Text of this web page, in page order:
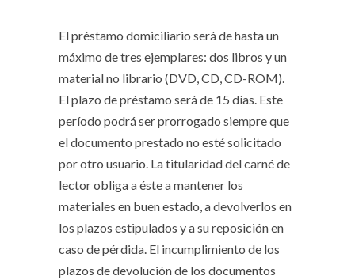
El préstamo domiciliario será de hasta un
máximo de tres ejemplares: dos libros y un
material no librario (DVD, CD, CD-ROM).
El plazo de préstamo será de 15 días. Este
período podrá ser prorrogado siempre que
el documento prestado no esté solicitado
por otro usuario. La titularidad del carné de
lector obliga a éste a mantener los
materiales en buen estado, a devolverlos en
los plazos estipulados y a su reposición en
caso de pérdida. El incumplimiento de los
plazos de devolución de los documentos